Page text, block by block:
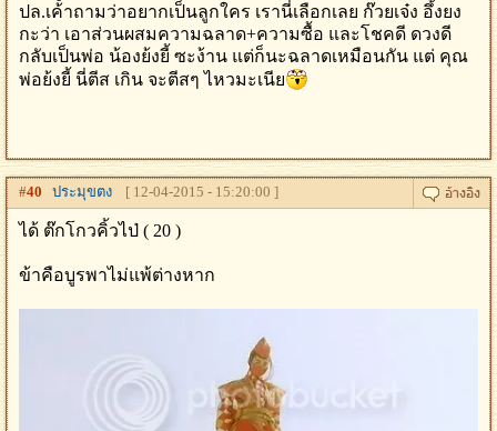
ปล.เค้าถามว่าอยากเป็นลูกใคร เรานี่เลือกเลย ก๊วยเจ๋ง อึ้งยง
กะว่า เอาส่วนผสมความฉลาด+ความซื้อ และโชคดี ดวงดี
กลับเป็นพ่อ น้องย้งยี้ ซะง้าน แต่ก็นะฉลาดเหมือนกัน แต่ คุณ
พ่อย้งยี้ นี่ตีส เกิน จะตีสๆ ไหวมะเนีย
#40 ประมุขตง [ 12-04-2015 - 15:20:00 ]
ได้ ต๊กโกวคิ้วไป่ ( 20 )
ข้าคือบูรพาไม่แพ้ต่างหาก